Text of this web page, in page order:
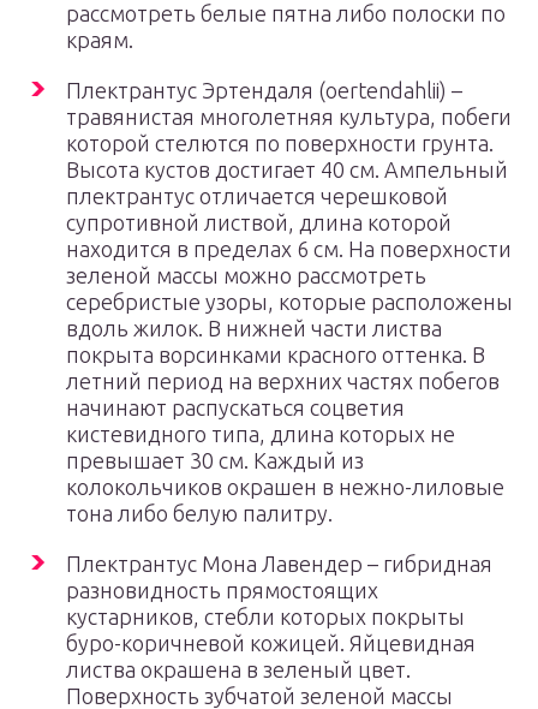
рассмотреть белые пятна либо полоски по
краям.
Плектрантус Эртендаля (oertendahlii) –
травянистая многолетняя культура, побеги
которой стелются по поверхности грунта.
Высота кустов достигает 40 см. Ампельный
плектрантус отличается черешковой
супротивной листвой, длина которой
находится в пределах 6 см. На поверхности
зеленой массы можно рассмотреть
серебристые узоры, которые расположены
вдоль жилок. В нижней части листва
покрыта ворсинками красного оттенка. В
летний период на верхних частях побегов
начинают распускаться соцветия
кистевидного типа, длина которых не
превышает 30 см. Каждый из
колокольчиков окрашен в нежно-лиловые
тона либо белую палитру.
Плектрантус Мона Лавендер – гибридная
разновидность прямостоящих
кустарников, стебли которых покрыты
буро-коричневой кожицей. Яйцевидная
листва окрашена в зеленый цвет.
Поверхность зубчатой зеленой массы